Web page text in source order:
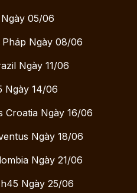
05/06
Ngày 08/06
Ngày 11/06
Ngày 14/06
Croatia Ngày 16/06
Ngày 18/06
Ngày 21/06
Ngày 25/06